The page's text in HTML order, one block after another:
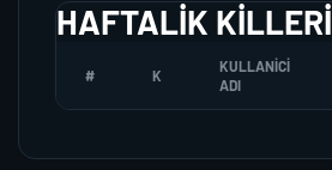
HAFTALIK KILLERI
# K
KULLANICI
ADI